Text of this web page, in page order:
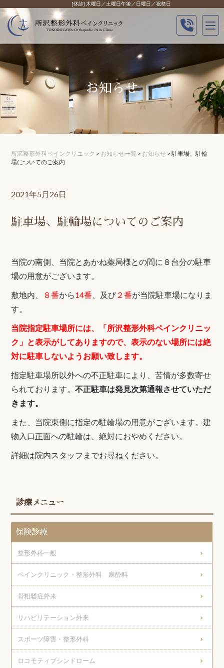
to
content
[休診] 木曜日／土曜日午後／日曜日／祝祭日
お知らせ
所沢整形外科ペインクリニック > お知らせ一覧 > お知らせ >駐車場、駐輪
場についてのご案内
2021年5月26日
駐車場、駐輪場についてのご案内
当院の南側、当院とあかね薬局様との間に８台分の駐車
場の用意がございます。
敷地内、
８番から14番 、及び ２番が当院駐車場になりま
す。
当院指定駐車場所には、「所沢整形外科ペインクリニッ
ク」と表示がしてありますので、表示のない場所には絶
対に駐車しないようお願い致します。
指定駐車場所以外への不正駐車により、苦情が多数寄せ
られております。不正駐車は発見次第通報させていただ
きます。
また、当院東側に指定の駐輪場の用意がございます。建
物入口正面への駐輪は、絶対におやめください。
詳細は院内スタッフまでお尋ねください。
診療メニュー
保険診療
整形外科一般
ペインクリニック・整形外科 麻酔科
骨粗鬆症外来
リハビリテーション外来
スポーツ障害・整形外科
ロコモティブシンドローム